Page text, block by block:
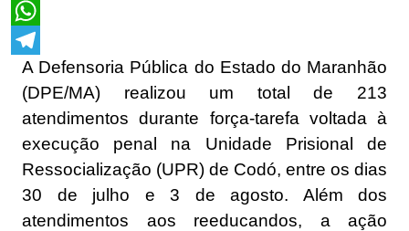
X
WhatsApp
Telegram
A Defensoria Pública do Estado do Maranhão
(DPE/MA) realizou um total de 213
atendimentos durante força-tarefa voltada à
execução penal na Unidade Prisional de
Ressocialização (UPR) de Codó, entre os dias
30 de julho e 3 de agosto. Além dos
atendimentos aos reeducandos, a ação